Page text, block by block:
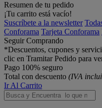
Resumen de tu pedido
¡Tu carrito está vacío!
Suscríbete a la newsletter
Conforama Tarjeta Conforama
Seguir Comprando
*Descuentos, cupones y
clic en Tramitar Pedido para
Pago 100% seguro
Total con descuento (IVA
Ir Al Carrito